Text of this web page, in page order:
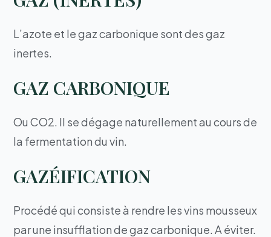
L’azote et le gaz carbonique sont des gaz
inertes.
GAZ CARBONIQUE
Ou CO2. Il se dégage naturellement au cours de
la fermentation du vin.
GAZÉIFICATION
Procédé qui consiste à rendre les vins mousseux
par une insufflation de gaz carbonique. A éviter.